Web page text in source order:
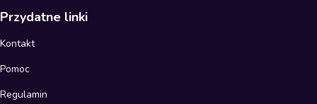
Przydatne linki
Kontakt
Pomoc
Regulamin